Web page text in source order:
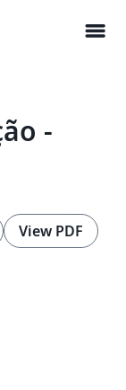
menu
-
View PDF